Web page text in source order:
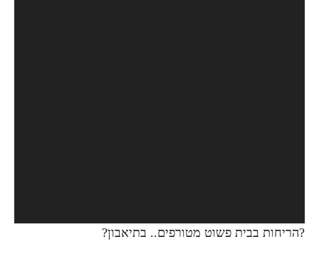
?הריחות בבית פשוט מטורפים.. בתיאבון?